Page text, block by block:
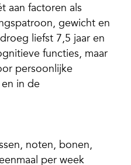
aan factoren als
gewicht en
liefst 7,5 jaar en
functies, maar
persoonlijke
in de
noten, bonen,
per week